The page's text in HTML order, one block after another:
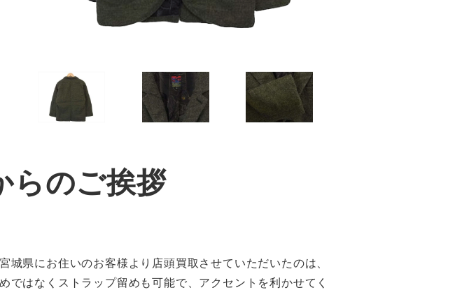
らのご挨拶
県にお住いのお客様より店頭買取させていただいたのは、
はなくストラップ留めも可能で、アクセントを利かせてく